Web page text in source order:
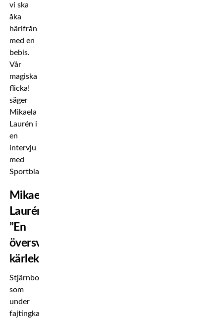
vi ska
åka
härifrån
med en
bebis.
Vår
magiska
flicka!
säger
Mikaela
Laurén i
en
intervju
med
Sportbladet.
Mikaela
Laurén:
”En
översvallande
kärlek”
Stjärnboxaren,
som
under
fajtingkarriären